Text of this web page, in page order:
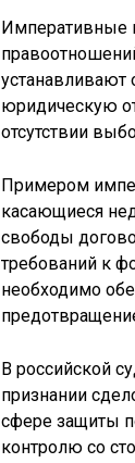
Императивные
устанавливают
юридическую
отсутствии
Примером
касающиеся
свободы
требований к
необходимо
В российской
признании
сфере защиты
контролю со